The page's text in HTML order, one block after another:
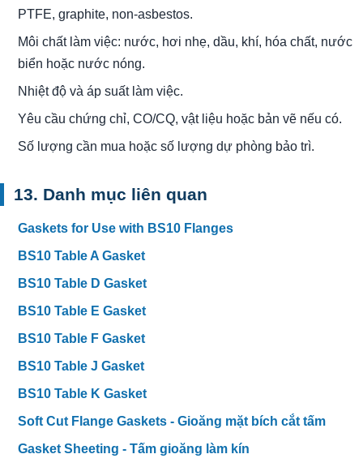
PTFE, graphite, non-asbestos.
Môi chất làm việc: nước, hơi nhẹ, dầu, khí, hóa chất, nước
biển hoặc nước nóng.
Nhiệt độ và áp suất làm việc.
Yêu cầu chứng chỉ, CO/CQ, vật liệu hoặc bản vẽ nếu có.
Số lượng cần mua hoặc số lượng dự phòng bảo trì.
13. Danh mục liên quan
Gaskets for Use with BS10 Flanges
BS10 Table A Gasket
BS10 Table D Gasket
BS10 Table E Gasket
BS10 Table F Gasket
BS10 Table J Gasket
BS10 Table K Gasket
Soft Cut Flange Gaskets - Gioăng mặt bích cắt tấm
Gasket Sheeting - Tấm gioăng làm kín